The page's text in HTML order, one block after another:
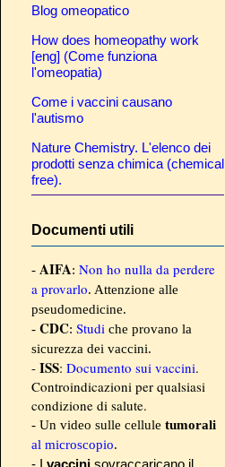
Blog omeopatico
How does homeopathy work
[eng] (Come funziona
l'omeopatia)
Come i vaccini causano
l'autismo
Nature Chemistry. L'elenco dei
prodotti senza chimica (chemical
free).
Documenti utili
- AIFA: Non ho nulla da perdere
a provarlo. Attenzione alle
pseudomedicine.
- CDC: Studi che provano la
sicurezza dei vaccini.
- ISS: Documento sui vaccini.
Controindicazioni per qualsiasi
condizione di salute.
- Un video sulle cellule tumorali
al microscopio.
- I vaccini sovraccaricano il